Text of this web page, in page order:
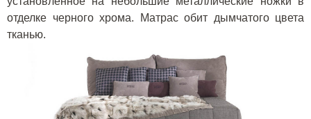
отделке черного хрома. Матрас обит дымчатого цвета
тканью.